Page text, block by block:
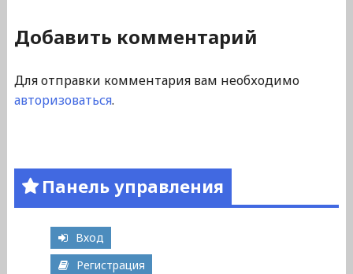
Добавить комментарий
Для отправки комментария вам необходимо
авторизоваться.
Панель управления
Вход
Регистрация